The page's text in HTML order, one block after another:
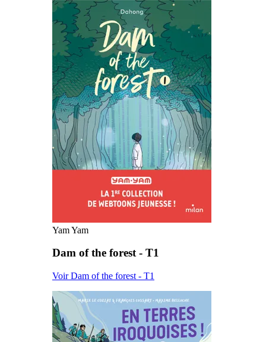
Yam Yam
Dam of the forest - T1
Voir Dam of the forest - T1